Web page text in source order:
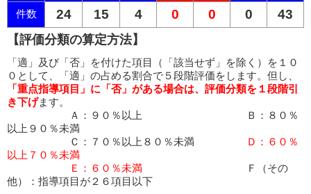
件数 24 15 4 0 0 0 43
【評価分類の算定方法】
「適」及び「否」を付けた項目（「該当せず」を除く）を１０
０として、「適」の占める割合で５段階評価をします。但し、
「重点指導項目」に「否」がある場合は、評価分類を１段階引
き下げます。
Ａ：９０％以上 Ｂ：８０％
以上９０％未満
Ｃ：７０％以上８０％未満
Ｄ：６０％
以上７０％未満
Ｅ：６０％未満 Ｆ（その
他）：指導項目が２６項目以下